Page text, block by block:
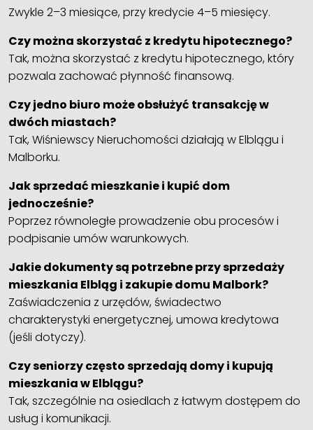
Zwykle 2–3 miesiące, przy kredycie 4–5 miesięcy.
Czy można skorzystać z kredytu hipotecznego?
Tak, można skorzystać z kredytu hipotecznego, który
pozwala zachować płynność finansową.
Czy jedno biuro może obsłużyć transakcję w
dwóch miastach?
Tak, Wiśniewscy Nieruchomości działają w Elblągu i
Malborku.
Jak sprzedać mieszkanie i kupić dom
jednocześnie?
Poprzez równoległe prowadzenie obu procesów i
podpisanie umów warunkowych.
Jakie dokumenty są potrzebne przy sprzedaży
mieszkania Elbląg i zakupie domu Malbork?
Zaświadczenia z urzędów, świadectwo
charakterystyki energetycznej, umowa kredytowa
(jeśli dotyczy).
Czy seniorzy często sprzedają domy i kupują
mieszkania w Elblągu?
Tak, szczególnie na osiedlach z łatwym dostępem do
usług i komunikacji.